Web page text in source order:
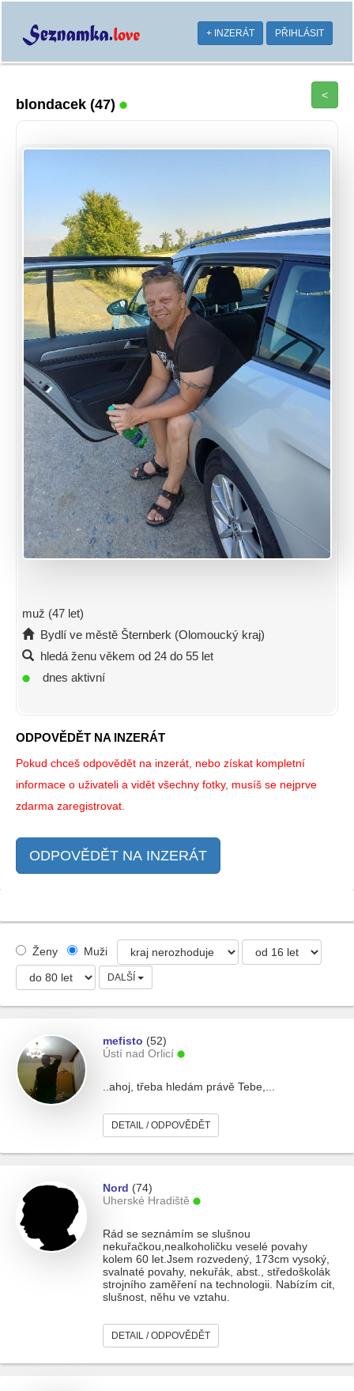
+ INZERÁT PŘIHLÁSIT
blondacek (47)
<
muž (47 let)
Bydlí ve městě Šternberk (Olomoucký kraj)
hledá ženu věkem od 24 do 55 let
dnes aktivní
ODPOVĚDĚT NA INZERÁT
Pokud chceš odpovědět na inzerát, nebo získat kompletní
informace o uživateli a vidět všechny fotky, musíš se nejprve
zdarma zaregistrovat.
ODPOVĚDĚT NA INZERÁT
Ženy Muži
DALŠÍ
mefisto (52)
Ústí nad Orlicí
..ahoj, třeba hledám právě Tebe,...
DETAIL / ODPOVĚDĚT
Nord (74)
Uherské Hradiště
Rád se seznámím se slušnou
nekuřačkou,nealkoholičku veselé povahy
kolem 60 let.Jsem rozvedený, 173cm vysoký,
svalnaté povahy, nekuřák, abst., středoškolák
strojního zaměření na technologii. Nabízím cit,
slušnost, něhu ve vztahu.
DETAIL / ODPOVĚDĚT